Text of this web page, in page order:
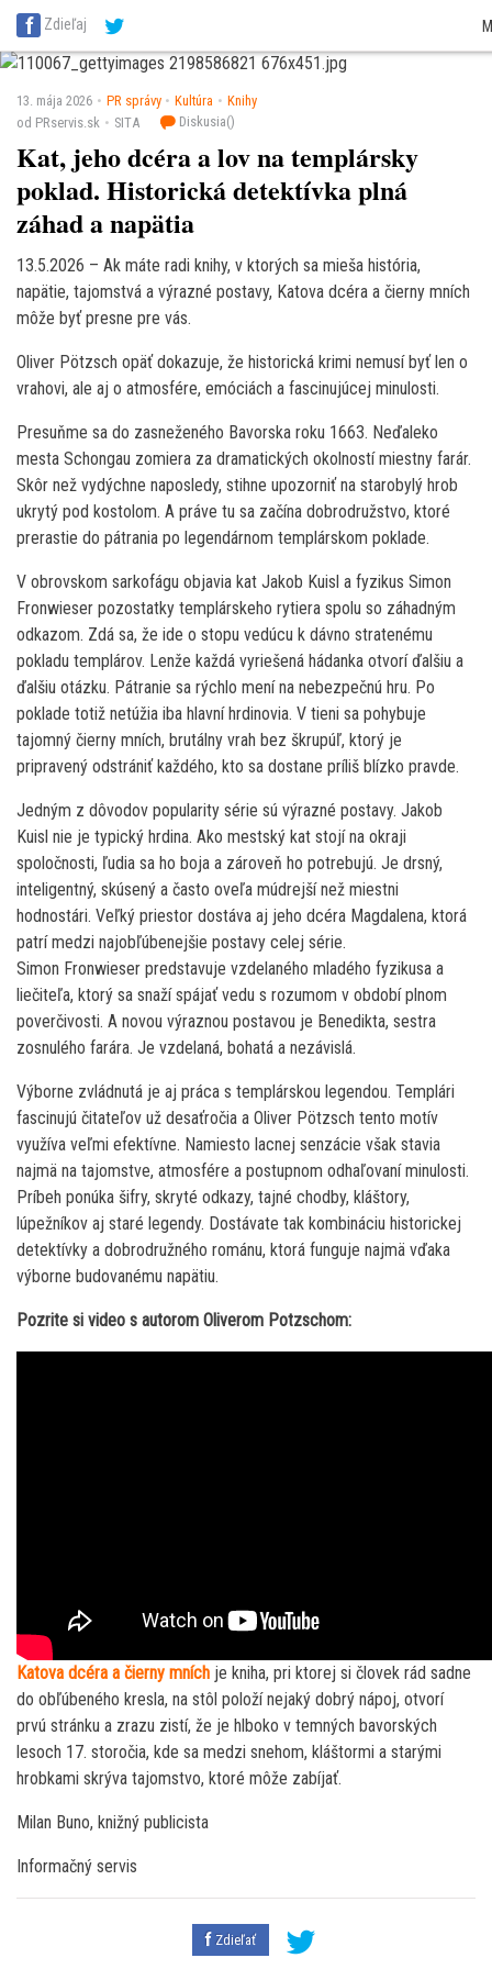
SITA Energetika
SITA Reality
SITA Školstvo
Zdieľaj
13. mája 2026 PR správy Kultúra
Knihy
od PRservis.sk
SITA Diskusia()
Kat, jeho dcéra a lov na templársky
poklad. Historická detektívka plná
záhad a napätia
13.5.2026 – Ak máte radi knihy, v ktorých sa mieša história,
napätie, tajomstvá a výrazné postavy, Katova dcéra a čierny mních
môže byť presne pre vás.
Oliver Pötzsch opäť dokazuje, že historická krimi nemusí byť len o
vrahovi, ale aj o atmosfére, emóciách a fascinujúcej minulosti.
Presuňme sa do zasneženého Bavorska roku 1663. Neďaleko
mesta Schongau zomiera za dramatických okolností miestny farár.
Skôr než vydýchne naposledy, stihne upozorniť na starobylý hrob
ukrytý pod kostolom. A práve tu sa začína dobrodružstvo, ktoré
prerastie do pátrania po legendárnom templárskom poklade.
V obrovskom sarkofágu objavia kat Jakob Kuisl a fyzikus Simon
Fronwieser pozostatky templárskeho rytiera spolu so záhadným
odkazom. Zdá sa, že ide o stopu vedúcu k dávno stratenému
pokladu templárov. Lenže každá vyriešená hádanka otvorí ďalšiu a
ďalšiu otázku. Pátranie sa rýchlo mení na nebezpečnú hru. Po
poklade totiž netúžia iba hlavní hrdinovia. V tieni sa pohybuje
tajomný čierny mních, brutálny vrah bez škrupúľ, ktorý je
pripravený odstrániť každého, kto sa dostane príliš blízko pravde.
Jedným z dôvodov popularity série sú výrazné postavy. Jakob
Kuisl nie je typický hrdina. Ako mestský kat stojí na okraji
spoločnosti, ľudia sa ho boja a zároveň ho potrebujú. Je drsný,
inteligentný, skúsený a často oveľa múdrejší než miestni
hodnostári. Veľký priestor dostáva aj jeho dcéra Magdalena, ktorá
patrí medzi najobľúbenejšie postavy celej série.
Simon Fronwieser predstavuje vzdelaného mladého fyzikusa a
liečiteľa, ktorý sa snaží spájať vedu s rozumom v období plnom
poverčivosti. A novou výraznou postavou je Benedikta, sestra
zosnulého farára. Je vzdelaná, bohatá a nezávislá.
Výborne zvládnutá je aj práca s templárskou legendou. Templári
fascinujú čitateľov už desaťročia a Oliver Pötzsch tento motív
využíva veľmi efektívne. Namiesto lacnej senzácie však stavia
najmä na tajomstve, atmosfére a postupnom odhaľovaní minulosti.
Príbeh ponúka šifry, skryté odkazy, tajné chodby, kláštory,
lúpežníkov aj staré legendy. Dostávate tak kombináciu historickej
detektívky a dobrodružného románu, ktorá funguje najmä vďaka
výborne budovanému napätiu.
Pozrite si video s autorom Oliverom Potzschom:
Katova dcéra a čierny mních je kniha, pri ktorej si človek rád sadne
do obľúbeného kresla, na stôl položí nejaký dobrý nápoj, otvorí
prvú stránku a zrazu zistí, že je hlboko v temných bavorských
lesoch 17. storočia, kde sa medzi snehom, kláštormi a starými
hrobkami skrýva tajomstvo, ktoré môže zabíjať.
Milan Buno, knižný publicista
Informačný servis
Zdieľať